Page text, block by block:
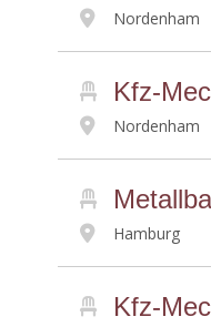
Nordenham
Kfz-
Nordenham
Hamburg
Kfz-